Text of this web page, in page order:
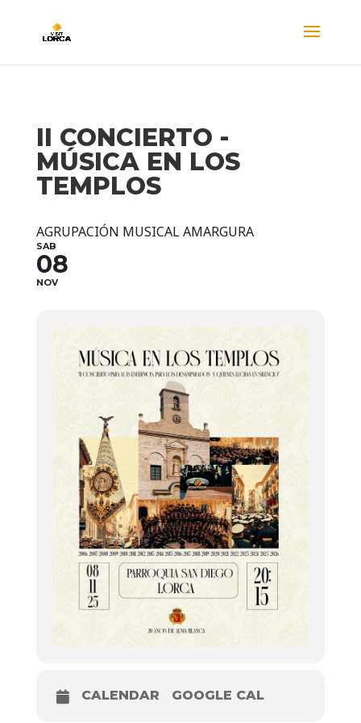
II CONCIERTO -
MÚSICA EN LOS
TEMPLOS
AGRUPACIÓN MUSICAL AMARGURA
SAB
08
NOV
CALENDAR GOOGLE CAL